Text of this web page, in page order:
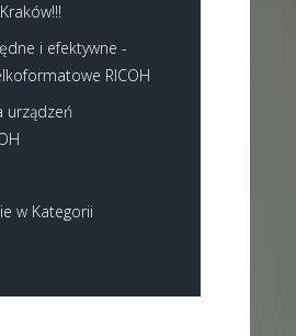
i efektywne -
RICOH
urządzeń
w Kategorii